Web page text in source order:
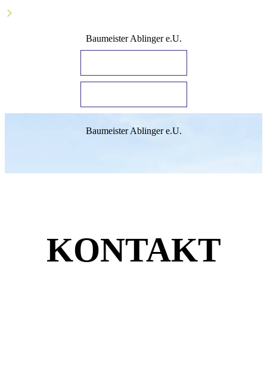
Baumeister Ablinger e.U.
Baumeister Ablinger e.U.
KONTAKT